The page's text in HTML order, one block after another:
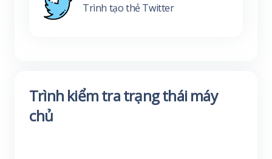
Trình tạo thẻ Twitter
Trình kiểm tra trạng thái máy
chủ